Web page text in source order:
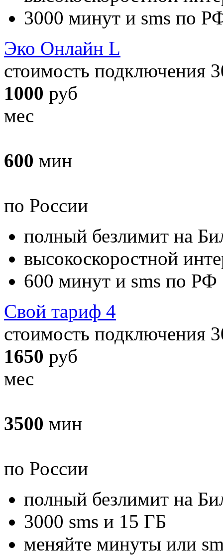
3000 минут и sms по
Эко Онлайн L
стоимость подключения
1000 руб
мес
600 мин
по России
полный безлимит на
высокоскоростной
600 минут и sms по РФ
Свой тариф 4
стоимость подключения
1650 руб
мес
3500 мин
по России
полный безлимит на
3000 sms и 15 ГБ
меняйте минуты или